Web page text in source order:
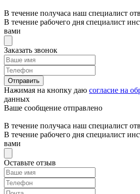
В течение получаса наш специалист
В течение рабочего дня специалист
вами
Заказать звонок
Отправить
Нажимая на кнопку даю согласие на
данных
Ваше сообщение отправлено
В течение получаса наш специалист
В течение рабочего дня специалист
вами
Оставьте отзыв